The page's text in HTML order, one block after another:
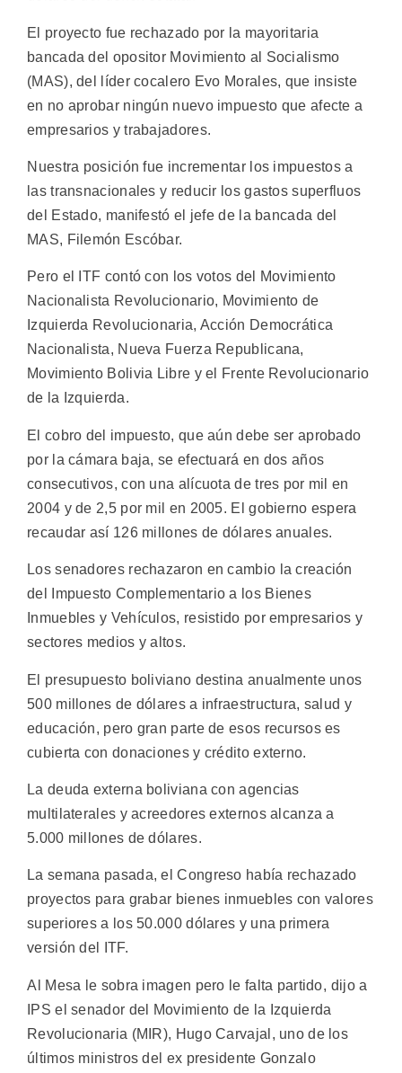
El proyecto fue rechazado por la mayoritaria
bancada del opositor Movimiento al Socialismo
(MAS), del líder cocalero Evo Morales, que insiste
en no aprobar ningún nuevo impuesto que afecte a
empresarios y trabajadores.
Nuestra posición fue incrementar los impuestos a
las transnacionales y reducir los gastos superfluos
del Estado, manifestó el jefe de la bancada del
MAS, Filemón Escóbar.
Pero el ITF contó con los votos del Movimiento
Nacionalista Revolucionario, Movimiento de
Izquierda Revolucionaria, Acción Democrática
Nacionalista, Nueva Fuerza Republicana,
Movimiento Bolivia Libre y el Frente Revolucionario
de la Izquierda.
El cobro del impuesto, que aún debe ser aprobado
por la cámara baja, se efectuará en dos años
consecutivos, con una alícuota de tres por mil en
2004 y de 2,5 por mil en 2005. El gobierno espera
recaudar así 126 millones de dólares anuales.
Los senadores rechazaron en cambio la creación
del Impuesto Complementario a los Bienes
Inmuebles y Vehículos, resistido por empresarios y
sectores medios y altos.
El presupuesto boliviano destina anualmente unos
500 millones de dólares a infraestructura, salud y
educación, pero gran parte de esos recursos es
cubierta con donaciones y crédito externo.
La deuda externa boliviana con agencias
multilaterales y acreedores externos alcanza a
5.000 millones de dólares.
La semana pasada, el Congreso había rechazado
proyectos para grabar bienes inmuebles con valores
superiores a los 50.000 dólares y una primera
versión del ITF.
Al Mesa le sobra imagen pero le falta partido, dijo a
IPS el senador del Movimiento de la Izquierda
Revolucionaria (MIR), Hugo Carvajal, uno de los
últimos ministros del ex presidente Gonzalo